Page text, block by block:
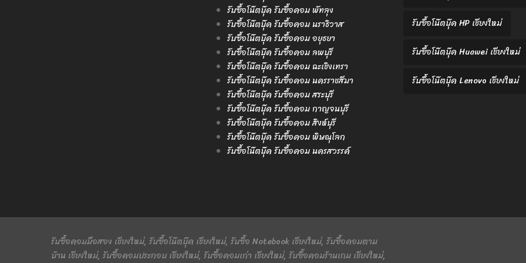
รับซื้อโน๊ตบุ๊ค รับซื้อคอม พัทลุง
รับซื้อโน๊ตบุ๊ค รับซื้อคอม นราธิวาส
รับซื้อโน๊ตบุ๊ค รับซื้อคอม อยุธยา
รับซื้อโน๊ตบุ๊ค รับซื้อคอม ลพบุรี
รับซื้อโน๊ตบุ๊ค รับซื้อคอม ฉะเชิงเทรา
รับซื้อโน๊ตบุ๊ค รับซื้อคอม นครราชสีมา
รับซื้อโน๊ตบุ๊ค รับซื้อคอม สระบุรี
รับซื้อโน๊ตบุ๊ค รับซื้อคอม กาญจนบุรี
รับซื้อโน๊ตบุ๊ค รับซื้อคอม สิงห์บุรี
รับซื้อโน๊ตบุ๊ค รับซื้อคอม พิษณุโลก
รับซื้อโน๊ตบุ๊ค รับซื้อคอม นครสวรรค์
รับซื้อโน๊ตบุ๊ค HP เชียงใหม่
รับซื้อโน๊ตบุ๊ค Huawei เชียงใหม่
รับซื้อโน๊ตบุ๊ค Lenovo เชียงใหม่
รับซื้อคอมมือสอง เชียงใหม่, รับซื้อโน๊ตบุ๊ค เชียงใหม่, รับซื้อ Notebook เชียงใหม่, รับซื้อคอมตาม
บ้าน เชียงใหม่, รับซื้อคอมประกอบ เชียงใหม่, รับซื้อคอมเก่า เชียงใหม่, รับซื้อคอมร้านเกม เชียงใหม่,